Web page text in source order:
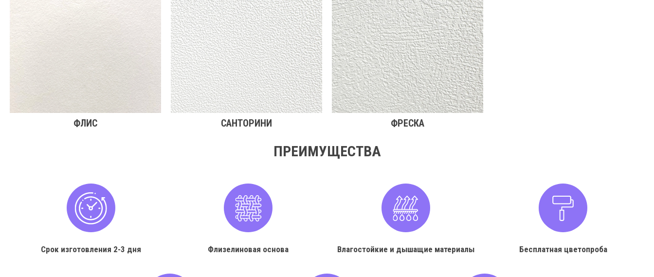
ФЛИС САНТОРИНИ ФРЕСКА
ПРЕИМУЩЕСТВА
Срок изготовления 2-3 дня Флизелиновая основа Влагостойкие и дышащие материалы Бесплатная цветопроба